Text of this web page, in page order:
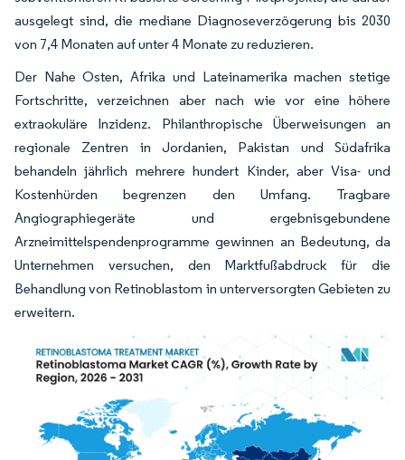
ausgelegt sind, die mediane Diagnoseverzögerung bis 2030
von 7,4 Monaten auf unter 4 Monate zu reduzieren.
Der Nahe Osten, Afrika und Lateinamerika machen stetige
Fortschritte, verzeichnen aber nach wie vor eine höhere
extraokuläre Inzidenz. Philanthropische Überweisungen an
regionale Zentren in Jordanien, Pakistan und Südafrika
behandeln jährlich mehrere hundert Kinder, aber Visa- und
Kostenhürden begrenzen den Umfang. Tragbare
Angiographiegeräte und ergebnisgebundene
Arzneimittelspendenprogramme gewinnen an Bedeutung, da
Unternehmen versuchen, den Marktfußabdruck für die
Behandlung von Retinoblastom in unterversorgten Gebieten zu
erweitern.